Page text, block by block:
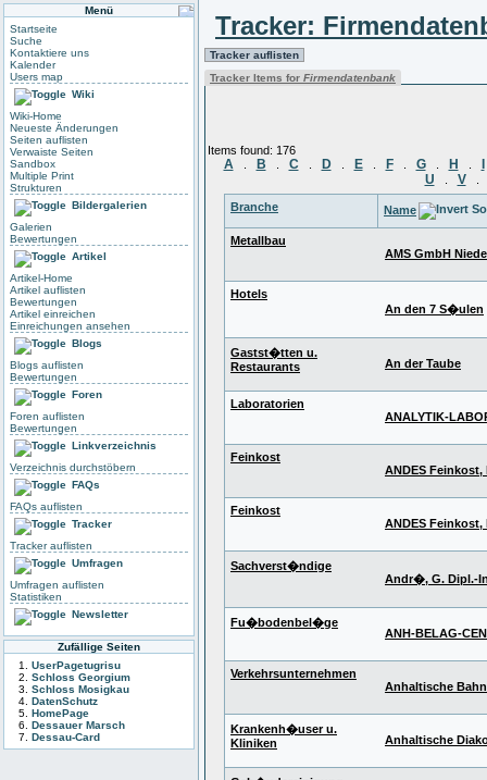
Menü
Startseite
Suche
Kontaktiere uns
Kalender
Users map
Wiki
Wiki-Home
Neueste Änderungen
Seiten auflisten
Verwaiste Seiten
Sandbox
Multiple Print
Strukturen
Bildergalerien
Galerien
Bewertungen
Artikel
Artikel-Home
Artikel auflisten
Bewertungen
Artikel einreichen
Einreichungen ansehen
Blogs
Blogs auflisten
Bewertungen
Foren
Foren auflisten
Bewertungen
Linkverzeichnis
Verzeichnis durchstöbern
FAQs
FAQs auflisten
Tracker
Tracker auflisten
Umfragen
Umfragen auflisten
Statistiken
Newsletter
Zufällige Seiten
UserPagetugrisu
Schloss Georgium
Schloss Mosigkau
DatenSchutz
HomePage
Dessauer Marsch
Dessau-Card
Tracker:
Tracker auflisten
Tracker Items for Firmendatenbank
Items found: 176
A B C D E F G H
U
V
Branche Name
Metallbau
AMS GmbH
Hotels
An den 7 S�ulen
Gastst�tten u.
Restaurants
An der Taube
Laboratorien
ANALYTIK-
Feinkost
ANDES
Feinkost
ANDES
Sachverst�ndige
Andr�, G. Dipl.-
Fu�bodenbel�ge
ANH-BELAG-
Verkehrsunternehmen
Anhaltische
Krankenh�user u.
Kliniken
Anhaltische